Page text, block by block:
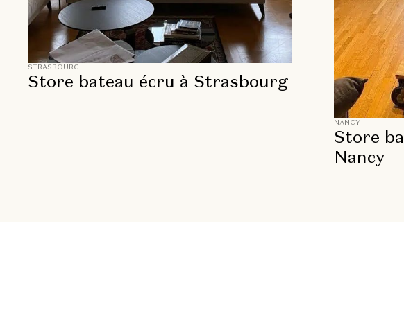
STRASBOURG
Store bateau écru à Strasbourg
NANCY
Store
Nancy